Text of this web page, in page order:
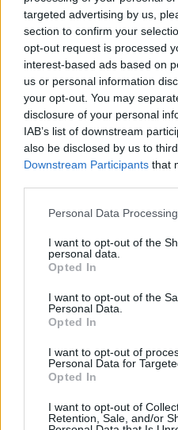
targeted advertising by us,
section to confirm your
opt-out request is processed
interest-based ads based on
us or personal information
your opt-out. You may
disclosure of your personal
IAB’s list of downstream
also be disclosed by us to
Downstream Participants that
Please note that this website/
not limited to your visit or
grant or deny consent to
use your data for below
consent section.
Personal Data
I want to opt-out of the
personal data.
Opted In
I want to opt-out of the
Personal Data.
Opted In
I want to opt-out of
Personal Data for
Opted In
I want to opt-out of
Retention, Sale, and/or
meséje és egy
az idei Brit
srecorder•2026. március 14.
Idén is a Puskinban kerül
19-22. között a sokéves
sikerrel újraindított Brit
és a BIFF (Budapest
közös programjában